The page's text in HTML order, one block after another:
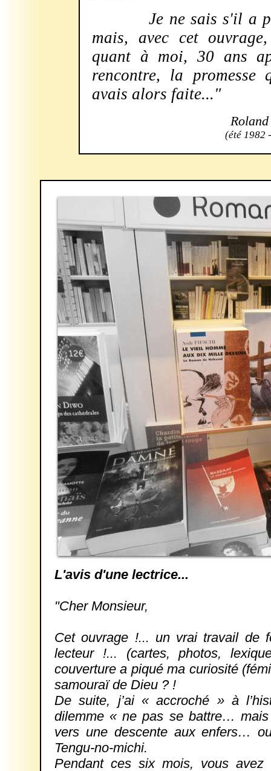
Je ne sais s'il a
mais, avec cet
quant à moi, 30 ans
rencontre, la promesse
avais alors faite..."
(été 1982
L'avis d'une lectrice...
"Cher Monsieur,
Cet ouvrage !... un vrai travail de
lecteur !... (cartes, photos,
couverture a piqué ma curiosité
samouraï de Dieu ? !
De suite, j’ai « accroché » à
dilemme « ne pas se battre…
vers une descente aux enfers…
Tengu-no-michi.
Pendant ces six mois, vous